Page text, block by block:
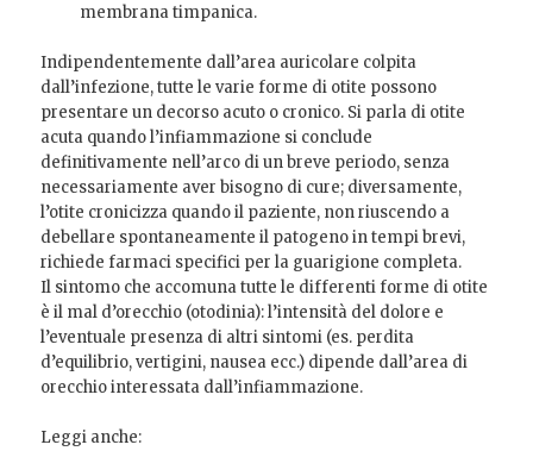
membrana timpanica.
Indipendentemente dall’area auricolare colpita
dall’infezione, tutte le varie forme di otite possono
presentare un decorso acuto o cronico. Si parla di otite
acuta quando l’infiammazione si conclude
definitivamente nell’arco di un breve periodo, senza
necessariamente aver bisogno di cure; diversamente,
l’otite cronicizza quando il paziente, non riuscendo a
debellare spontaneamente il patogeno in tempi brevi,
richiede farmaci specifici per la guarigione completa.
Il sintomo che accomuna tutte le differenti forme di otite
è il mal d’orecchio (otodinia): l’intensità del dolore e
l’eventuale presenza di altri sintomi (es. perdita
d’equilibrio, vertigini, nausea ecc.) dipende dall’area di
orecchio interessata dall’infiammazione.
Leggi anche: